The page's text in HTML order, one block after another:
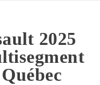
2025